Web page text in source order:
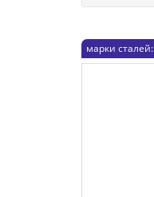
марки сталей: